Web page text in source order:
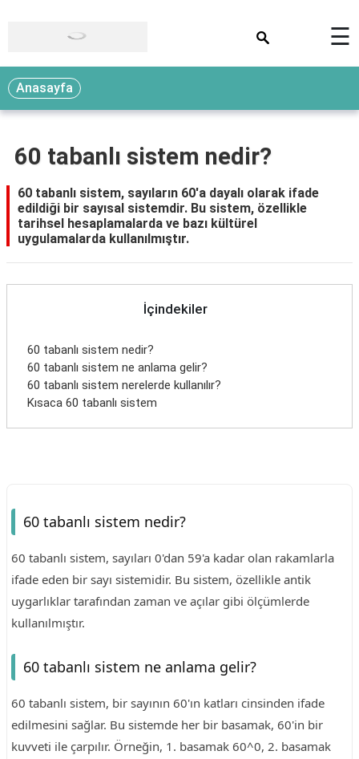
☰
Anasayfa
60 tabanlı sistem nedir?
60 tabanlı sistem, sayıların 60'a dayalı olarak ifade
edildiği bir sayısal sistemdir. Bu sistem, özellikle
tarihsel hesaplamalarda ve bazı kültürel
uygulamalarda kullanılmıştır.
İçindekiler
60 tabanlı sistem nedir?
60 tabanlı sistem ne anlama gelir?
60 tabanlı sistem nerelerde kullanılır?
Kısaca 60 tabanlı sistem
60 tabanlı sistem nedir?
60 tabanlı sistem, sayıları 0'dan 59'a kadar olan rakamlarla
ifade eden bir sayı sistemidir. Bu sistem, özellikle antik
uygarlıklar tarafından zaman ve açılar gibi ölçümlerde
kullanılmıştır.
60 tabanlı sistem ne anlama gelir?
60 tabanlı sistem, bir sayının 60'ın katları cinsinden ifade
edilmesini sağlar. Bu sistemde her bir basamak, 60'in bir
kuvveti ile çarpılır. Örneğin, 1. basamak 60^0, 2. basamak